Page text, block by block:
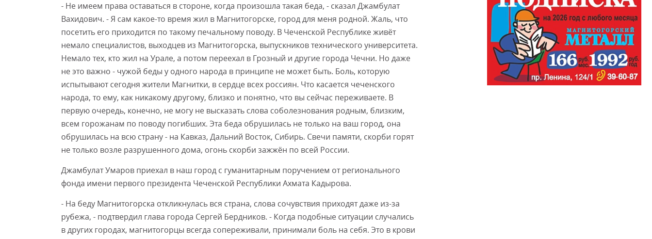
- Не имеем права оставаться в стороне, когда произошла такая беда, - сказал Джамбулат
Вахидович. - Я сам какое-то время жил в Магнитогорске, город для меня родной. Жаль, что
посетить его приходится по такому печальному поводу. В Чеченской Республике живёт
немало специалистов, выходцев из Магнитогорска, выпускников технического университета.
Немало тех, кто жил на Урале, а потом переехал в Грозный и другие города Чечни. Но даже
не это важно - чужой беды у одного народа в принципе не может быть. Боль, которую
испытывают сегодня жители Магнитки, в сердце всех россиян. Что касается чеченского
народа, то ему, как никакому другому, близко и понятно, что вы сейчас переживаете. В
первую очередь, конечно, не могу не высказать слова соболезнования родным, близким,
всем горожанам по поводу погибших. Эта беда обрушилась не только на ваш город, она
обрушилась на всю страну - на Кавказ, Дальний Восток, Сибирь. Свечи памяти, скорби горят
не только возле разрушенного дома, огонь скорби зажжён по всей России.
Джамбулат Умаров приехал в наш город с гуманитарным поручением от регионального
фонда имени первого президента Чеченской Республики Ахмата Кадырова.
- На беду Магнитогорска откликнулась вся страна, слова сочувствия приходят даже из-за
рубежа, - подтвердил глава города Сергей Бердников. - Когда подобные ситуации случались
в других городах, магнитогорцы всегда сопереживали, принимали боль на себя. Это в крови